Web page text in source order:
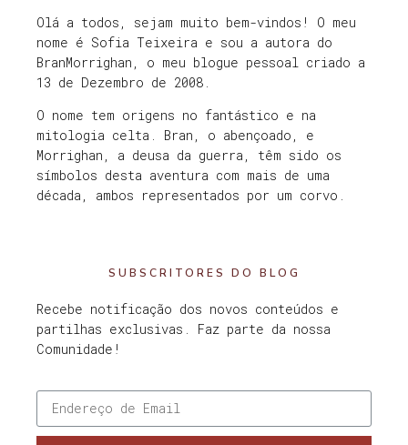
Olá a todos, sejam muito bem-vindos! O meu
nome é Sofia Teixeira e sou a autora do
BranMorrighan, o meu blogue pessoal criado a
13 de Dezembro de 2008.
O nome tem origens no fantástico e na
mitologia celta. Bran, o abençoado, e
Morrighan, a deusa da guerra, têm sido os
símbolos desta aventura com mais de uma
década, ambos representados por um corvo.
SUBSCRITORES DO BLOG
Recebe notificação dos novos conteúdos e
partilhas exclusivas. Faz parte da nossa
Comunidade!